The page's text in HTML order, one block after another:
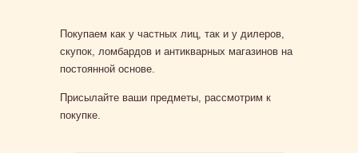
Покупаем как у частных лиц, так и у дилеров,
скупок, ломбардов и антикварных магазинов на
постоянной основе.
Присылайте ваши предметы, рассмотрим к
покупке.